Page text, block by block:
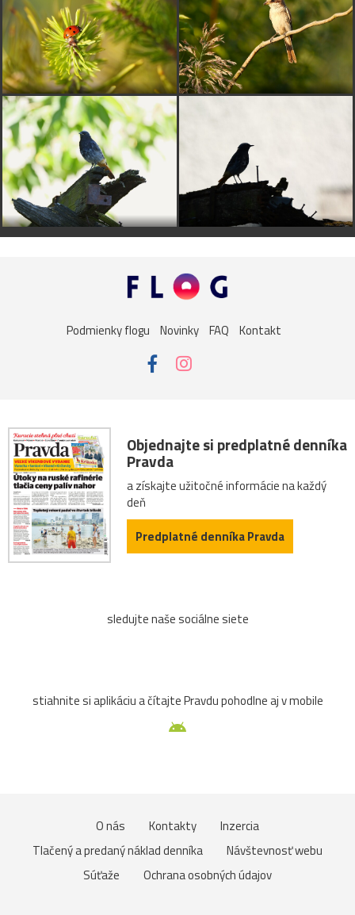
Podmienky flogu Novinky FAQ Kontakt
Objednajte si predplatné denníka
Pravda
a získajte užitočné informácie na každý
deň
Predplatné denníka Pravda
sledujte naše sociálne siete
stiahnite si aplikáciu a čítajte Pravdu pohodlne aj v mobile
O nás Kontakty
Inzercia
Tlačený a predaný náklad denníka
Návštevnosť webu
Súťaže
Ochrana osobných údajov